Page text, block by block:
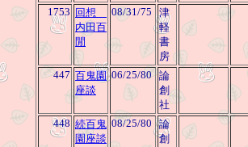
1753 回想
内田百
閒
08/31/75
津
軽
書
房
447 百鬼園
座談
06/25/80 論
創
社
448 続百鬼
園座談
08/25/80
論
創